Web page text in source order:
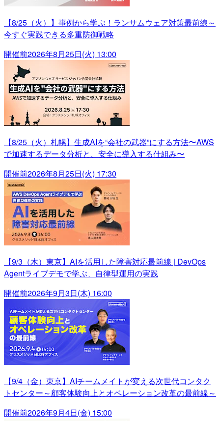
【8/25（火）】事例から学ぶ！ランサムウェア対策最前線～
今すぐ実践できる多重防御戦略
開催前2026年8月25日(火) 13:00
【8/25（火）札幌】生成AIを“会社の武器”にする方法〜AWS
で加速するデータ分析と、安全に導入する仕組み〜
開催前2026年8月25日(火) 17:30
【9/3（木）東京】AIを活用した障害対応最前線 | DevOps
Agentライブデモで学ぶ、自律型運用の実践
開催前2026年9月3日(木) 16:00
【9/4（金）東京】AIチームメイトが変える次世代コンタク
トセンター～顧客体験向上とオペレーション改革の最前線～
開催前2026年9月4日(金) 15:00